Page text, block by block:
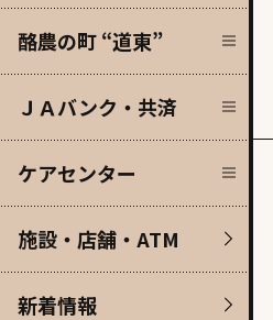
酪農の町 “道東”
ＪＡバンク・共済
ケアセンター
施設・店舗・ATM
新着情報